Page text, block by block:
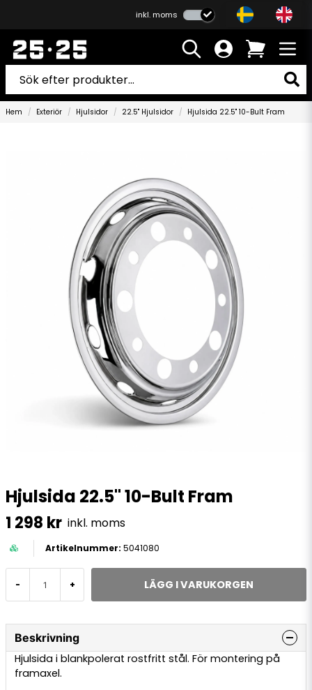
inkl. moms
Hem Exteriör Hjulsidor 22.5" Hjulsidor Hjulsida 22.5" 10-Bult Fram
Hjulsida 22.5" 10-Bult Fram
1 298 kr inkl. moms
5041080
- + LÄGG I VARUKORGEN
Beskrivning
Hjulsida i blankpolerat rostfritt stål. För montering på
framaxel.